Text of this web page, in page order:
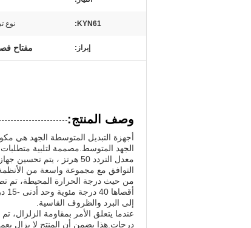
KYN61: نوع
إبراز: مفتاح
وصف المنتج:
أجهزة التبديل المتوسطة الجهد هي
الجهد المتوسط.مصممة لتلبية متطلبات
معدل التردد 50 هرتز ،
التوافق مع مجموعة واسعة من الأنظمة
من حيث درجة الحرارة المحيطة، تم
إلى البرد والظروف القاسية.
درجات.هذا يضمن أن المنتج لا يزال